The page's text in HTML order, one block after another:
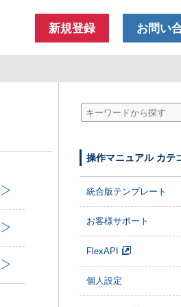
新規登録 お問い
操作マニュアル カテ
統合版テンプレート
お客様サポート
FlexAPI
個人設定